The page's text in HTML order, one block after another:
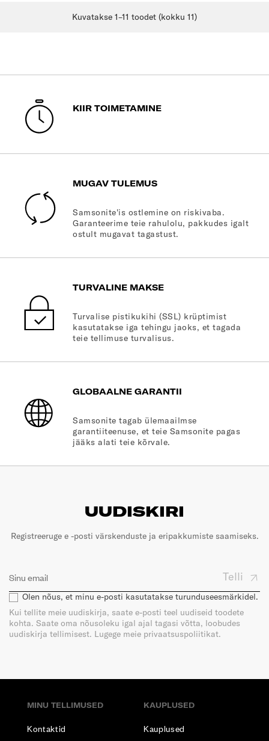
Kuvatakse 1–11 toodet (kokku 11)
KIIR TOIMETAMINE
MUGAV TULEMUS
Samsonite'is ostlemine on riskivaba.
Garanteerime teie rahulolu, pakkudes igalt
ostult mugavat tagastust.
TURVALINE MAKSE
Turvalise pistikukihi (SSL) krüptimist
kasutatakse iga tehingu jaoks, et tagada
teie tellimuse turvalisus.
GLOBAALNE GARANTII
Samsonite tagab ülemaailmse
garantiiteenuse, et teie Samsonite pagas
jääks alati teie kõrvale.
UUDISKIRI
Registreeruge e -posti värskenduste ja eripakkumiste saamiseks.
Telli
Olen nõus, et minu e-posti kasutatakse turunduseesmärkidel.
Kui tellite meie uudiskirja, saate e-posti teel uudiseid toodete
kohta. Saate oma nõusoleku igal ajal tagasi võtta, loobudes
uudiskirja tellimisest. Lugege meie privaatsuspoliitikat.
MINU TELLIMUSED
Kontaktid
KAUPLUSED
Kauplused